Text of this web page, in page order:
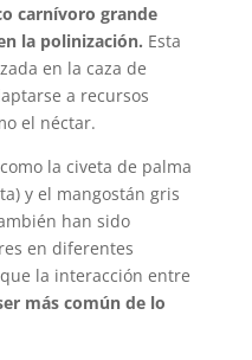
carnívoro grande
la polinización. Esta
en la caza de
a recursos
el néctar.
la civeta de palma
y el mangostán gris
han sido
en diferentes
la interacción entre
más común de lo